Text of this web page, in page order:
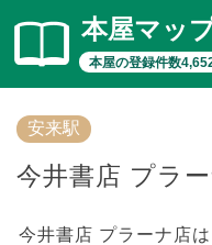
本屋マッ
本屋の登録件数
安来駅
今井書店 プラ
今井書店 プラーナ店